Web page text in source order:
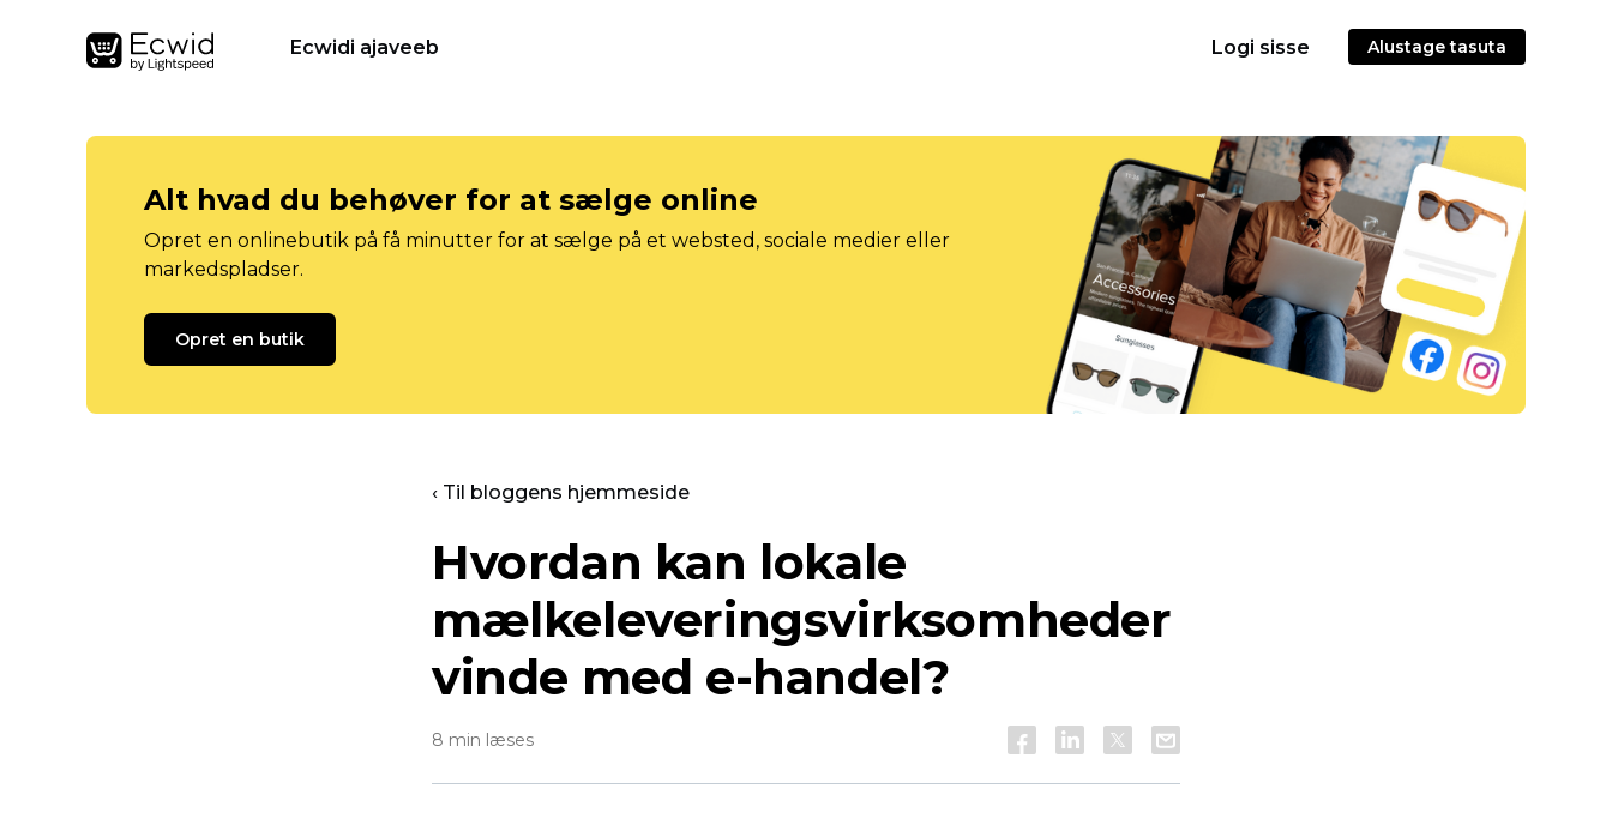
Ecwidi ajaveeb Logi sisse Alustage tasuta
Alt hvad du behøver for at sælge online
Opret en onlinebutik på få minutter for at sælge på et websted, sociale medier eller
markedspladser.
Opret en butik
‹ Til bloggens hjemmeside
Hvordan kan lokale
mælkeleveringsvirksomheder
vinde med e-handel?
8 min læses